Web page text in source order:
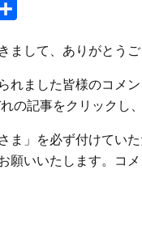
まして、ありがとうご
れました皆様のコメ
記事をクリックし
ま」を必ず付けてい
願いいたします。コ